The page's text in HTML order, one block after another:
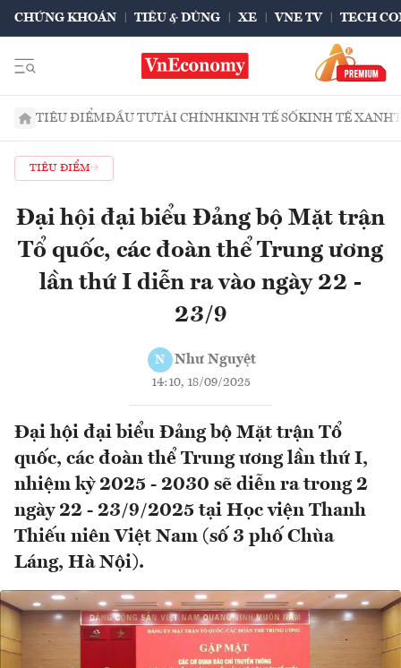
CHỨNG KHOÁN TIÊU & DÙNG XE VNE TV TECH
TIÊU ĐIỂMĐẦU TƯTÀI CHÍNHKINH TẾ SỐKINH TẾ XANH
TIÊU ĐIỂM
Đại hội đại biểu Đảng bộ Mặt trận
Tổ quốc, các đoàn thể Trung ương
lần thứ I diễn ra vào ngày 22 -
23/9
N Như Nguyệt
14:10, 18/09/2025
Đại hội đại biểu Đảng bộ Mặt trận Tổ
quốc, các đoàn thể Trung ương lần thứ I,
nhiệm kỳ 2025 - 2030 sẽ diễn ra trong 2
ngày 22 - 23/9/2025 tại Học viện Thanh
Thiếu niên Việt Nam (số 3 phố Chùa
Láng, Hà Nội).